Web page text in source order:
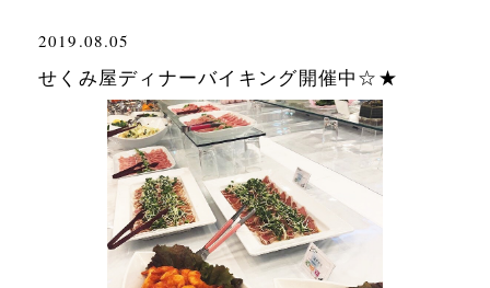
2019.08.05
せくみ屋ディナーバイキング開催中☆★